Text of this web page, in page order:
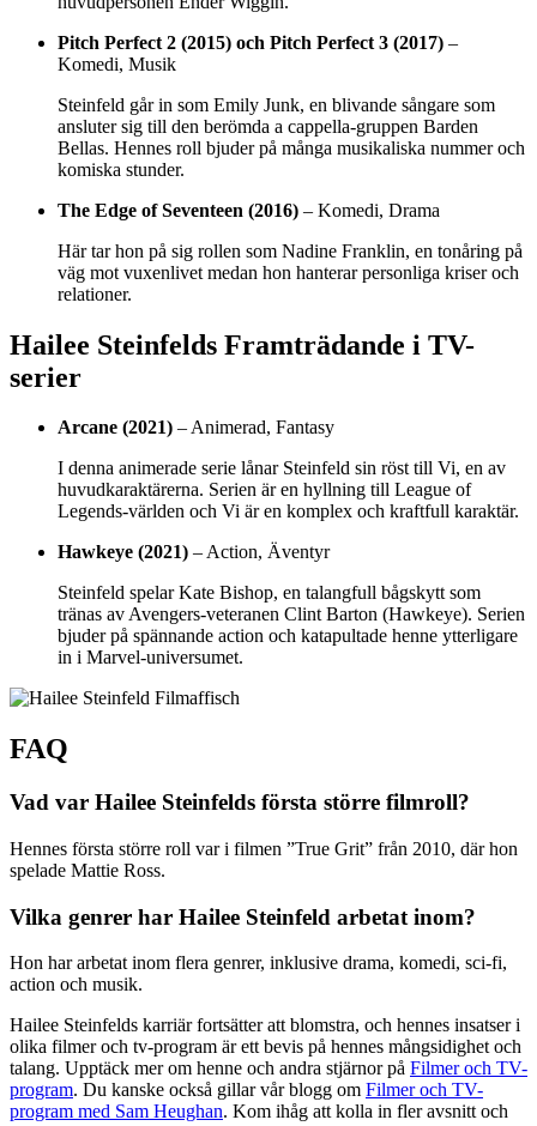
Pitch Perfect 2 (2015) och Pitch Perfect 3 (2017) –
Komedi, Musik
Steinfeld går in som Emily Junk, en blivande sångare som
ansluter sig till den berömda a cappella-gruppen Barden
Bellas. Hennes roll bjuder på många musikaliska nummer och
komiska stunder.
The Edge of Seventeen (2016) – Komedi, Drama
Här tar hon på sig rollen som Nadine Franklin, en tonåring på
väg mot vuxenlivet medan hon hanterar personliga kriser och
relationer.
Hailee Steinfelds Framträdande i TV-
serier
Arcane (2021) – Animerad, Fantasy
I denna animerade serie lånar Steinfeld sin röst till Vi, en av
huvudkaraktärerna. Serien är en hyllning till League of
Legends-världen och Vi är en komplex och kraftfull karaktär.
Hawkeye (2021) – Action, Äventyr
Steinfeld spelar Kate Bishop, en talangfull bågskytt som
tränas av Avengers-veteranen Clint Barton (Hawkeye). Serien
bjuder på spännande action och katapultade henne ytterligare
in i Marvel-universumet.
FAQ
Vad var Hailee Steinfelds första större filmroll?
Hennes första större roll var i filmen ”True Grit” från 2010, där hon
spelade Mattie Ross.
Vilka genrer har Hailee Steinfeld arbetat inom?
Hon har arbetat inom flera genrer, inklusive drama, komedi, sci-fi,
action och musik.
Hailee Steinfelds karriär fortsätter att blomstra, och hennes insatser i
olika filmer och tv-program är ett bevis på hennes mångsidighet och
talang. Upptäck mer om henne och andra stjärnor på Filmer och TV-
program. Du kanske också gillar vår blogg om Filmer och TV-
program med Sam Heughan. Kom ihåg att kolla in fler avsnitt och